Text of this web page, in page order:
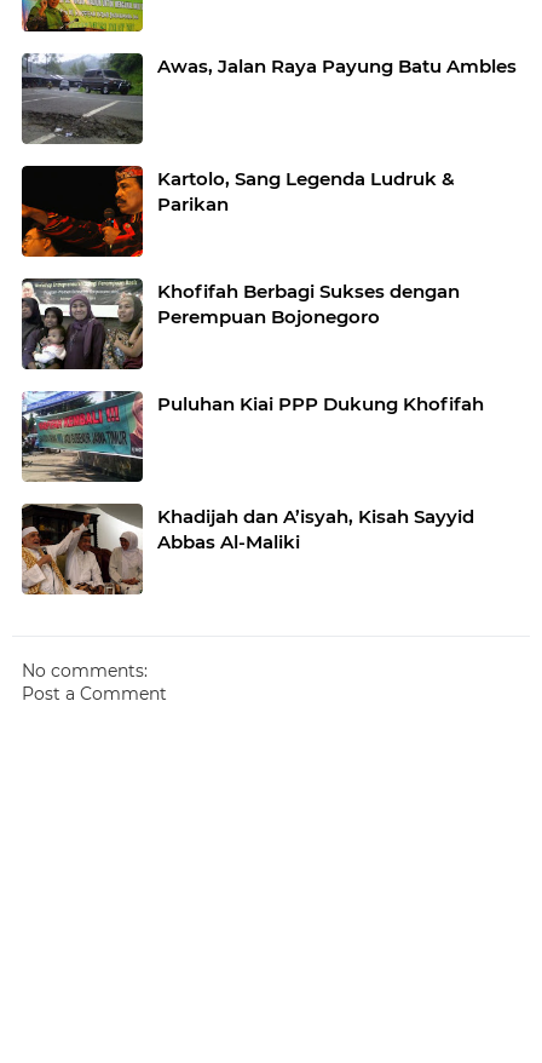
Awas, Jalan Raya Payung Batu Ambles
Kartolo, Sang Legenda Ludruk &
Parikan
Khofifah Berbagi Sukses dengan
Perempuan Bojonegoro
Puluhan Kiai PPP Dukung Khofifah
Khadijah dan A’isyah, Kisah Sayyid
Abbas Al-Maliki
No comments:
Post a Comment